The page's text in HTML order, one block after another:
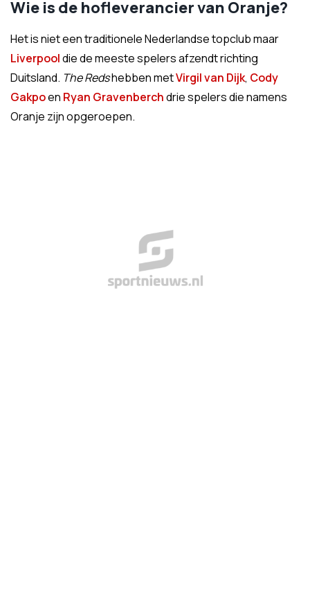
Wie is de hofleverancier van Oranje?
Het is niet een traditionele Nederlandse topclub maar
Liverpooldie de meeste spelers afzendt richting
Duitsland. The Redshebben metVirgil van Dijk, Cody
Gakpoen Ryan Gravenberchdrie spelers die namens
Oranje zijn opgeroepen.